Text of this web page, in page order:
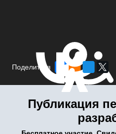
Поделиться
Публикация